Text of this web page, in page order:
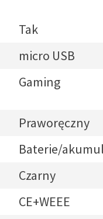
Tak
micro USB
Gaming
Praworęczny
Baterie/
Czarny
CE+WEEE